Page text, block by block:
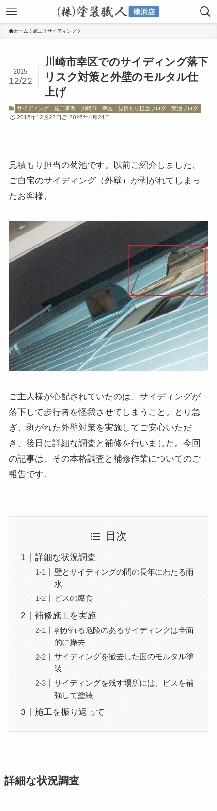
ホーム 施工 サイディング
川崎市幸区でのサイディング落下
リスク対策と外壁のモルタル仕
上げ
2015
12/22
サイディング 施工事例 川崎市 幸区 見積もり担当ブログ 菊池ブログ
2015年12月22日 2026年4月24日
見積もり担当の菊池です。以前ご紹介しました、
ご自宅のサイディング（外壁）が剥がれてしまっ
たお客様。
ご主人様が心配されていたのは、サイディングが
落下して歩行者を怪我させてしまうこと。とり急
ぎ、剥がれた外壁対策を実施してご安心いただ
き、後日に詳細な調査と補修を行いました。今回
の記事は、その本格調査と補修作業についてのご
報告です。
目次
詳細な状況調査
壁とサイディングの間の長年にわたる雨
水
ビスの腐食
補修施工を実施
剥がれる危険のあるサイディングは全面
的に撤去
サイディングを撤去した面のモルタル塗
装
サイディングを残す場所には、ビスを補
強して塗装
施工を振り返って
詳細な状況調査